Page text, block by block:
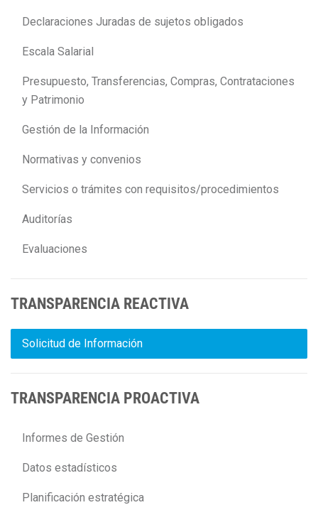
Declaraciones Juradas de sujetos obligados
Escala Salarial
Presupuesto, Transferencias, Compras, Contrataciones
y Patrimonio
Gestión de la Información
Normativas y convenios
Servicios o trámites con requisitos/procedimientos
Auditorías
Evaluaciones
TRANSPARENCIA REACTIVA
Solicitud de Información
TRANSPARENCIA PROACTIVA
Informes de Gestión
Datos estadísticos
Planificación estratégica